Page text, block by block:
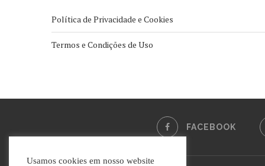
Política de Privacidade e Cookies
Termos e Condições de Uso
FACEBOOK
Usamos cookies em nosso website